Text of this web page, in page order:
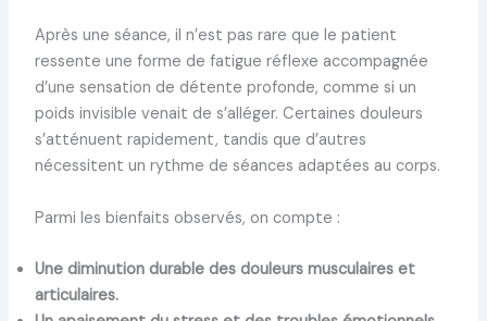
Après une séance, il n’est pas rare que le patient
ressente une forme de fatigue réflexe accompagnée
d’une sensation de détente profonde, comme si un
poids invisible venait de s’alléger. Certaines douleurs
s’atténuent rapidement, tandis que d’autres
nécessitent un rythme de séances adaptées au corps.
Parmi les bienfaits observés, on compte :
Une diminution durable des douleurs musculaires et
articulaires.